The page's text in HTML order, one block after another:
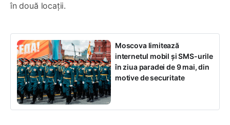
în două locații.
Moscova limitează
internetul mobil și SMS-urile
în ziua paradei de 9 mai, din
motive de securitate